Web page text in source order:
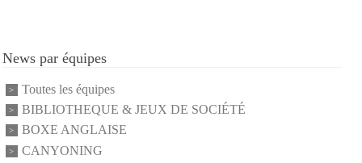
News par équipes
Toutes les équipes
BIBLIOTHEQUE & JEUX DE SOCIÉTÉ
BOXE ANGLAISE
CANYONING